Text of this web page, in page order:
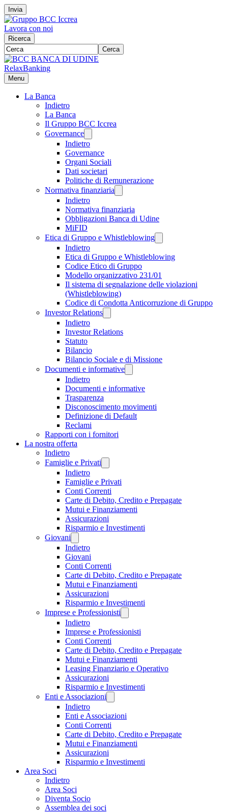
Invia
Lavora con noi
Ricerca
Cerca
RelaxBanking
Menu
La Banca
Indietro
La Banca
Il Gruppo BCC Iccrea
Governance
Indietro
Governance
Organi Sociali
Dati societari
Politiche di Remunerazione
Normativa finanziaria
Indietro
Normativa finanziaria
Obbligazioni Banca di Udine
MiFID
Etica di Gruppo e Whistleblowing
Indietro
Etica di Gruppo e Whistleblowing
Codice Etico di Gruppo
Modello organizzativo 231/01
Il sistema di segnalazione delle violazioni
(Whistleblowing)
Codice di Condotta Anticorruzione di Gruppo
Investor Relations
Indietro
Investor Relations
Statuto
Bilancio
Bilancio Sociale e di Missione
Documenti e informative
Indietro
Documenti e informative
Trasparenza
Disconoscimento movimenti
Definizione di Default
Reclami
Rapporti con i fornitori
La nostra offerta
Indietro
Famiglie e Privati
Indietro
Famiglie e Privati
Conti Correnti
Carte di Debito, Credito e Prepagate
Mutui e Finanziamenti
Assicurazioni
Risparmio e Investimenti
Giovani
Indietro
Giovani
Conti Correnti
Carte di Debito, Credito e Prepagate
Mutui e Finanziamenti
Assicurazioni
Risparmio e Investimenti
Imprese e Professionisti
Indietro
Imprese e Professionisti
Conti Correnti
Carte di Debito, Credito e Prepagate
Mutui e Finanziamenti
Leasing Finanziario e Operativo
Assicurazioni
Risparmio e Investimenti
Enti e Associazioni
Indietro
Enti e Associazioni
Conti Correnti
Carte di Debito, Credito e Prepagate
Mutui e Finanziamenti
Assicurazioni
Risparmio e Investimenti
Area Soci
Indietro
Area Soci
Diventa Socio
Assemblea dei soci